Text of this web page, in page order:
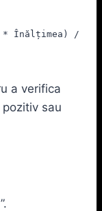
* Înălțimea) /
a verifica
sau